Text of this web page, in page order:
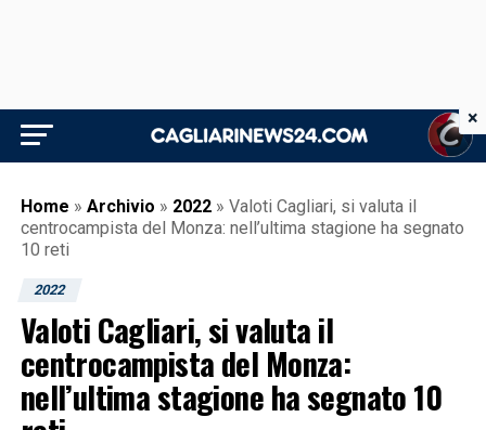
Home » Archivio » 2022 » Valoti Cagliari, si valuta il
centrocampista del Monza: nell’ultima stagione ha segnato
10 reti
2022
Valoti Cagliari, si valuta il
centrocampista del Monza:
nell’ultima stagione ha segnato 10
×